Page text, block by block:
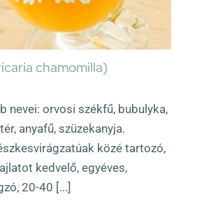
chamomilla)
nevei: orvosi székfű, bubulyka,
anyafű, szüzekanyja.
közé tartozó,
kedvelő, egyéves,
20-40 [...]